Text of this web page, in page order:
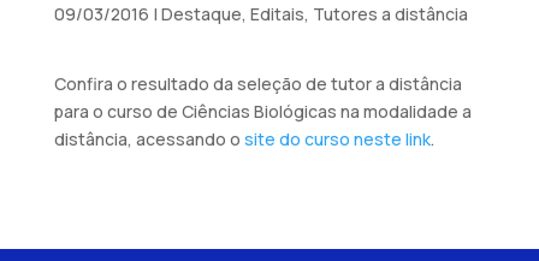
09/03/2016 | Destaque, Editais, Tutores a distância
Confira o resultado da seleção de tutor a distância
para o curso de Ciências Biológicas na modalidade a
distância, acessando o site do curso neste link.